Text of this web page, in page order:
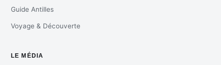
Guide Antilles
Voyage & Découverte
LE MÉDIA